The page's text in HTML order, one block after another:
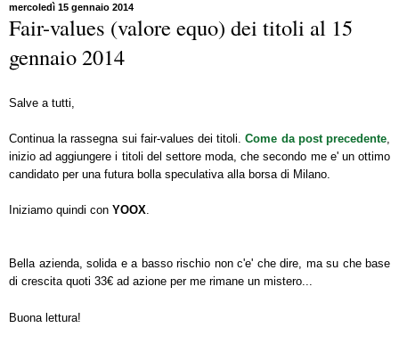
mercoledì 15 gennaio 2014
Fair-values (valore equo) dei titoli al 15
gennaio 2014
Salve a tutti,
Continua la rassegna sui fair-values dei titoli.Come da post precedente
inizio ad aggiungere i titoli del settore moda, che secondo me e' un ottimo
candidato per una futura bolla speculativa alla borsa di Milano.
Iniziamo quindi con YOOX
Bella azienda, solida e a basso rischio non c'e' che dire, ma su che base
di crescita quoti 33€ ad azione per me rimane un mistero...
Buona lettura!